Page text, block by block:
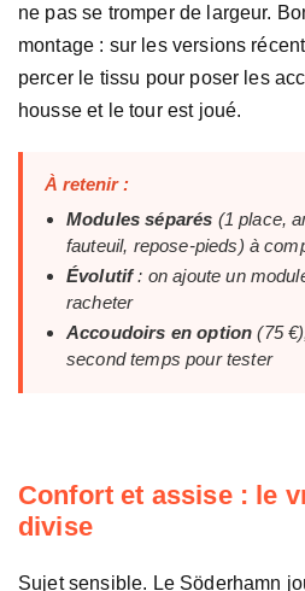
ne pas se tromper de largeur.
montage : sur les versions
percer le tissu pour poser les
housse et le tour est joué.
À retenir :
Modules séparés (1 place,
fauteuil, repose-pieds) à
Évolutif: on ajoute un
racheter
Accoudoirs en option (75
second temps pour tester
Confort et assise : le
divise
Sujet sensible. Le Söderhamn